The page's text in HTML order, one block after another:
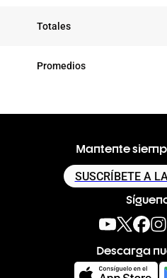
Totales
Promedios
Mantente
SUSCRÍBETE A
Descarga